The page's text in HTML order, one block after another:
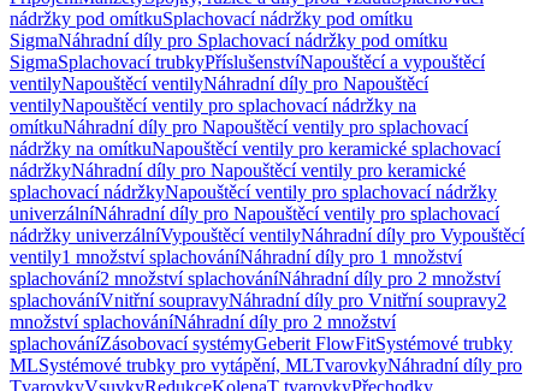
nádržky pod omítkuSplachovací nádržky pod omítku
SigmaNáhradní díly pro Splachovací nádržky pod omítku
SigmaSplachovací trubkyPříslušenstvíNapouštěcí a vypouštěcí
ventilyNapouštěcí ventilyNáhradní díly pro Napouštěcí
ventilyNapouštěcí ventily pro splachovací nádržky na
omítkuNáhradní díly pro Napouštěcí ventily pro splachovací
nádržky na omítkuNapouštěcí ventily pro keramické splachovací
nádržkyNáhradní díly pro Napouštěcí ventily pro keramické
splachovací nádržkyNapouštěcí ventily pro splachovací nádržky
univerzálníNáhradní díly pro Napouštěcí ventily pro splachovací
nádržky univerzálníVypouštěcí ventilyNáhradní díly pro Vypouštěcí
ventily1 množství splachováníNáhradní díly pro 1 množství
splachování2 množství splachováníNáhradní díly pro 2 množství
splachováníVnitřní soupravyNáhradní díly pro Vnitřní soupravy2
množství splachováníNáhradní díly pro 2 množství
splachováníZásobovací systémyGeberit FlowFitSystémové trubky
MLSystémové trubky pro vytápění, MLTvarovkyNáhradní díly pro
TvarovkyVsuvkyRedukceKolenaT tvarovkyPřechodky